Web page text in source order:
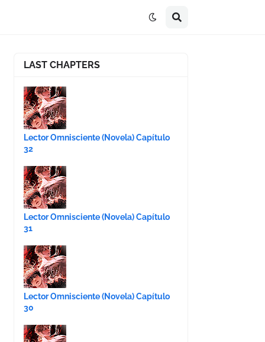
LAST CHAPTERS
Lector Omnisciente (Novela) Capítulo
32
Lector Omnisciente (Novela) Capítulo
31
Lector Omnisciente (Novela) Capítulo
30